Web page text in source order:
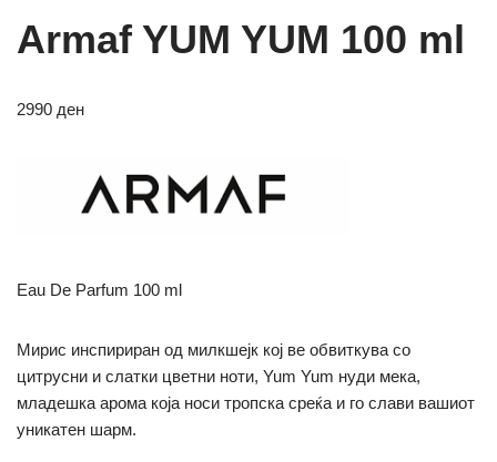
Armaf YUM YUM 100 ml
2990 ден
Eau De Parfum 100 ml
Мирис инспириран од милкшејк кој ве обвиткува со
цитрусни и слатки цветни ноти, Yum Yum нуди мека,
младешка арома која носи тропска среќа и го слави вашиот
уникатен шарм.